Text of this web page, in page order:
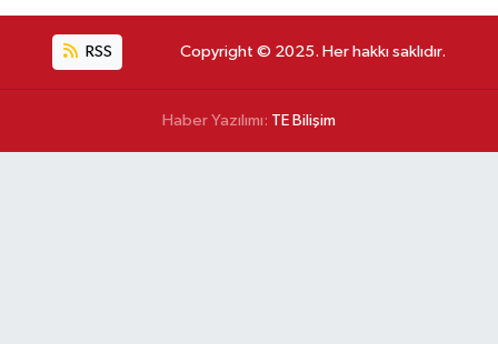
RSS Copyright © 2025. Her hakkı saklıdır.
Haber Yazılımı: TE Bilişim